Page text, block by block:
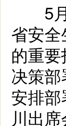
5月
省安
的重
决策
安排
川出席